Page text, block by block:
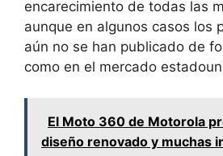
encarecimiento de todas las
aunque en algunos casos los
aún no se han publicado de
como en el mercado
El Moto 360 de Motorola
diseño renovado y muchas